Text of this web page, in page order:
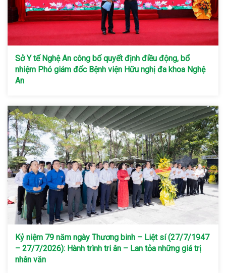
Sở Y tế Nghệ An công bố quyết định điều động, bổ
nhiệm Phó giám đốc Bệnh viện Hữu nghị đa khoa Nghệ
An
Kỷ niệm 79 năm ngày Thương binh – Liệt sí (27/7/1947
– 27/7/2026): Hành trình tri ân – Lan tỏa những giá trị
nhân văn